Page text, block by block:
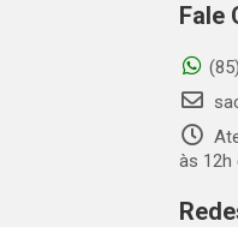
Fale
às 12h